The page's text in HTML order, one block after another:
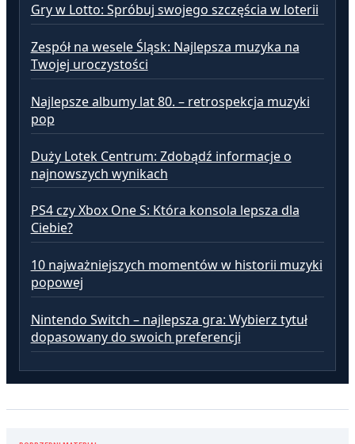
Gry w Lotto: Spróbuj swojego szczęścia w loterii
Zespół na wesele Śląsk: Najlepsza muzyka na
Twojej uroczystości
Najlepsze albumy lat 80. – retrospekcja muzyki
pop
Duży Lotek Centrum: Zdobądź informacje o
najnowszych wynikach
PS4 czy Xbox One S: Która konsola lepsza dla
Ciebie?
10 najważniejszych momentów w historii muzyki
popowej
Nintendo Switch – najlepsza gra: Wybierz tytuł
dopasowany do swoich preferencji